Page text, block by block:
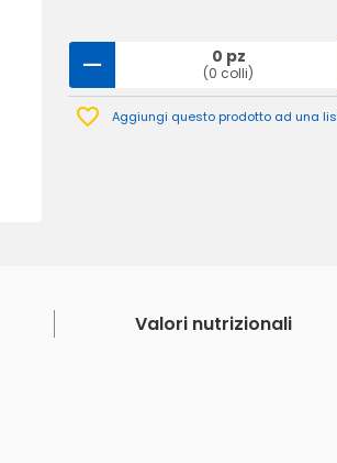
0 pz
(0 colli)
Aggiungi questo prodotto ad una
Valori nutrizionali